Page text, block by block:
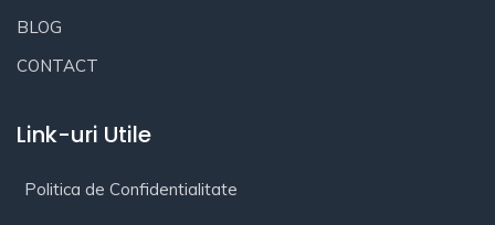
BLOG
CONTACT
Link-uri Utile
Politica de Confidentialitate